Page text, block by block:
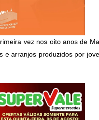
vez nos oito anos de
e arranjos produzidos por